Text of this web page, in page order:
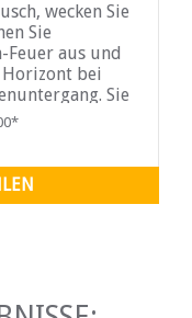
wecken Sie
Sie
Feuer aus und
Horizont bei
Sie
erfahren,